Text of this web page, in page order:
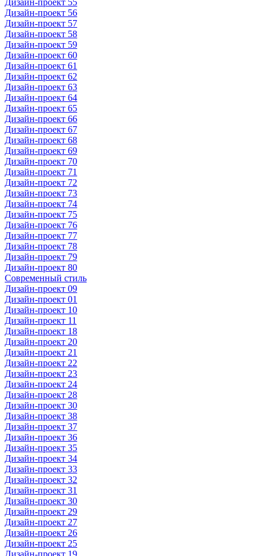
Дизайн-проект 55
Дизайн-проект 56
Дизайн-проект 57
Дизайн-проект 58
Дизайн-проект 59
Дизайн-проект 60
Дизайн-проект 61
Дизайн-проект 62
Дизайн-проект 63
Дизайн-проект 64
Дизайн-проект 65
Дизайн-проект 66
Дизайн-проект 67
Дизайн-проект 68
Дизайн-проект 69
Дизайн-проект 70
Дизайн-проект 71
Дизайн-проект 72
Дизайн-проект 73
Дизайн-проект 74
Дизайн-проект 75
Дизайн-проект 76
Дизайн-проект 77
Дизайн-проект 78
Дизайн-проект 79
Дизайн-проект 80
Современный стиль
Дизайн-проект 09
Дизайн-проект 01
Дизайн-проект 10
Дизайн-проект 11
Дизайн-проект 18
Дизайн-проект 20
Дизайн-проект 21
Дизайн-проект 22
Дизайн-проект 23
Дизайн-проект 24
Дизайн-проект 28
Дизайн-проект 30
Дизайн-проект 38
Дизайн-проект 37
Дизайн-проект 36
Дизайн-проект 35
Дизайн-проект 34
Дизайн-проект 33
Дизайн-проект 32
Дизайн-проект 31
Дизайн-проект 30
Дизайн-проект 29
Дизайн-проект 27
Дизайн-проект 26
Дизайн-проект 25
Дизайн-проект 19